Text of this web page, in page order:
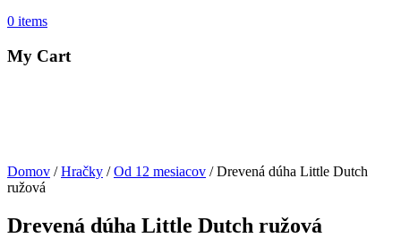
0 items
My Cart
Domov /Hračky /Od 12 mesiacov / Drevená dúha Little Dutch
ružová
Drevená dúha Little Dutch ružová